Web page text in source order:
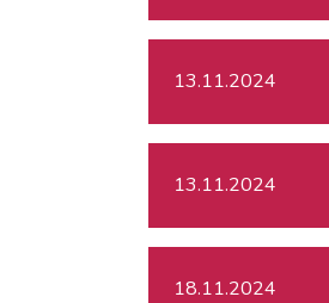
13.11.2024
13.11.2024
18.11.2024